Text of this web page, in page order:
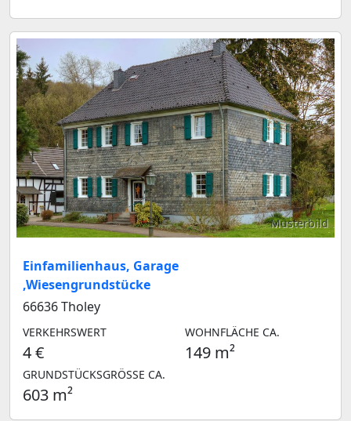
Musterbild
Einfamilienhaus, Garage
,Wiesengrundstücke
66636 Tholey
VERKEHRSWERT
4 €
WOHNFLÄCHE CA.
149 m²
GRUNDSTÜCKSGRÖSSE CA.
603 m²